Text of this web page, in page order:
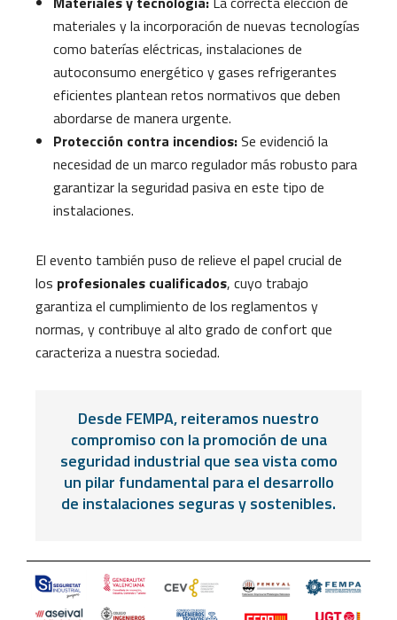
materiales y la incorporación de nuevas tecnologías
como baterías eléctricas, instalaciones de
autoconsumo energético y gases refrigerantes
eficientes plantean retos normativos que deben
abordarse de manera urgente.
Protección contra incendios:Se evidenció la
necesidad de un marco regulador más robusto para
garantizar la seguridad pasiva en este tipo de
instalaciones.
El evento también puso de relieve el papel crucial de
los profesionales cualificados, cuyo trabajo
garantiza el cumplimiento de los reglamentos y
normas, y contribuye al alto grado de confort que
caracteriza a nuestra sociedad.
Desde FEMPA, reiteramos nuestro
compromiso con la promoción de una
seguridad industrial que sea vista como
un pilar fundamental para el desarrollo
de instalaciones seguras y sostenibles.